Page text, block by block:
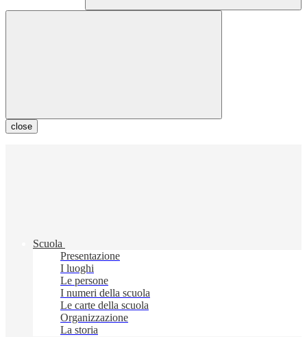
close
Scuola
Presentazione
I luoghi
Le persone
I numeri della scuola
Le carte della scuola
Organizzazione
La storia